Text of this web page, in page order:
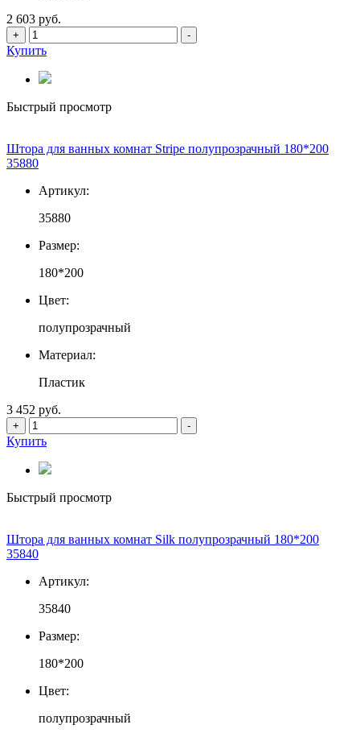
2 603 руб.
+ -
Купить
Быстрый просмотр
Штора для ванных комнат Stripe полупрозрачный 180*200
35880
Артикул:
35880
Размер:
180*200
Цвет:
полупрозрачный
Материал:
Пластик
3 452 руб.
+ -
Купить
Быстрый просмотр
Штора для ванных комнат Silk полупрозрачный 180*200
35840
Артикул:
35840
Размер:
180*200
Цвет:
полупрозрачный